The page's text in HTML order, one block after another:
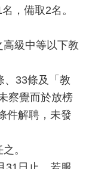
，備取2名。
級中等以下教
、33條及「教
察覺而於放榜
件解聘，未發
。